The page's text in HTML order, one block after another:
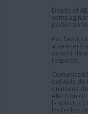
Desde el
poder
Por favor,
aparecerá
os será de
respecto.
del Aula de
quincena
electrónico
la
las fechas